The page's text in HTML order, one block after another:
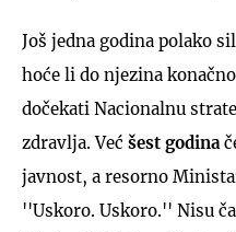
Još jedna godina polako
hoće li do njezina
dočekati Nacionalnu
zdravlja. Već šest godina
javnost, a resorno
''Uskoro. Uskoro.'' Nisu